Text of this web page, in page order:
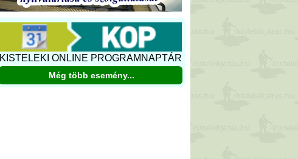
KISTELEKI ONLINE PROGRAMNAPTÁR
Még több esemény...